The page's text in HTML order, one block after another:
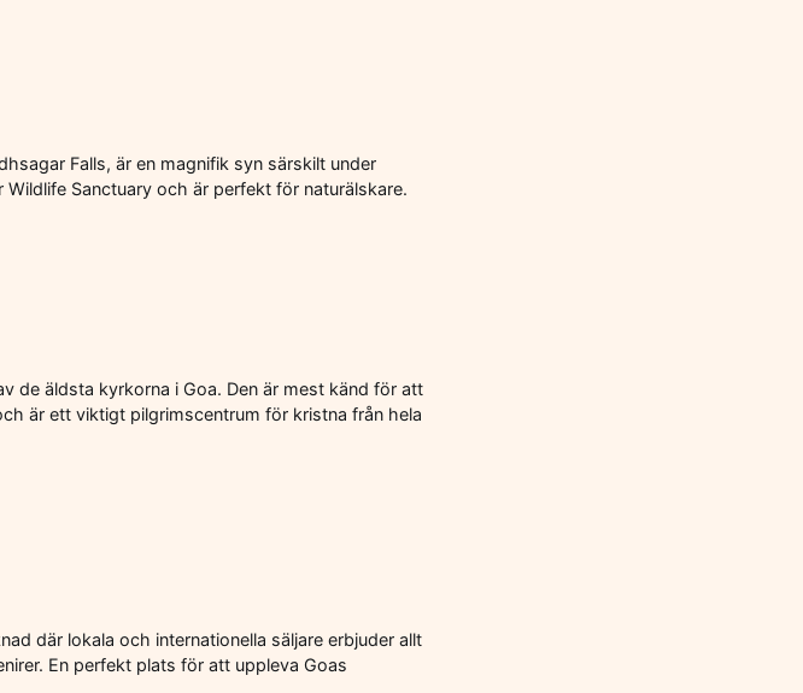
Falls, är en magnifik syn särskilt under
Sanctuary och är perfekt för naturälskare.
de äldsta kyrkorna i Goa. Den är mest känd för att
är ett viktigt pilgrimscentrum för kristna från hela
där lokala och internationella säljare erbjuder allt
En perfekt plats för att uppleva Goas